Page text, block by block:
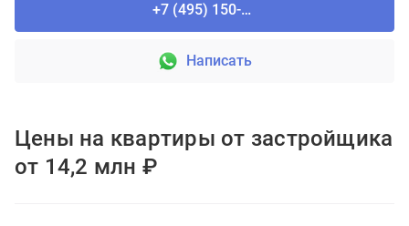
+7 (495) 150-90-61
Написать
Цены на квартиры от застройщика
от 14,2 млн ₽